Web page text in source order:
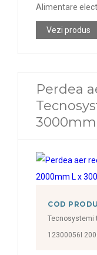
Alimentare
Vezi produs
Perdea
COD
Tecnosystemi
12300056I